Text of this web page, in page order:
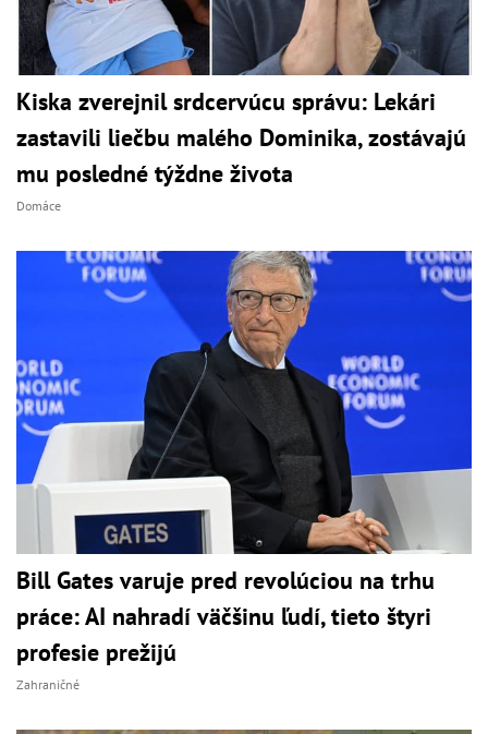
Kiska zverejnil srdcervúcu správu: Lekári
zastavili liečbu malého Dominika, zostávajú
mu posledné týždne života
Domáce
Bill Gates varuje pred revolúciou na trhu
práce: AI nahradí väčšinu ľudí, tieto štyri
profesie prežijú
Zahraničné